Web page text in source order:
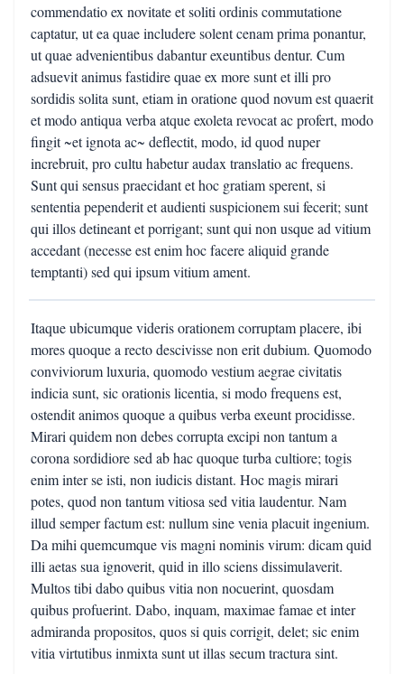
commendatio ex novitate et soliti ordinis commutatione
captatur, ut ea quae includere solent cenam prima ponantur,
ut quae advenientibus dabantur exeuntibus dentur. Cum
adsuevit animus fastidire quae ex more sunt et illi pro
sordidis solita sunt, etiam in oratione quod novum est quaerit
et modo antiqua verba atque exoleta revocat ac profert, modo
fingit ~et ignota ac~ deflectit, modo, id quod nuper
increbruit, pro cultu habetur audax translatio ac frequens.
Sunt qui sensus praecidant et hoc gratiam sperent, si
sententia pependerit et audienti suspicionem sui fecerit; sunt
qui illos detineant et porrigant; sunt qui non usque ad vitium
accedant (necesse est enim hoc facere aliquid grande
temptanti) sed qui ipsum vitium ament.
Itaque ubicumque videris orationem corruptam placere, ibi
mores quoque a recto descivisse non erit dubium. Quomodo
conviviorum luxuria, quomodo vestium aegrae civitatis
indicia sunt, sic orationis licentia, si modo frequens est,
ostendit animos quoque a quibus verba exeunt procidisse.
Mirari quidem non debes corrupta excipi non tantum a
corona sordidiore sed ab hac quoque turba cultiore; togis
enim inter se isti, non iudicis distant. Hoc magis mirari
potes, quod non tantum vitiosa sed vitia laudentur. Nam
illud semper factum est: nullum sine venia placuit ingenium.
Da mihi quemcumque vis magni nominis virum: dicam quid
illi aetas sua ignoverit, quid in illo sciens dissimulaverit.
Multos tibi dabo quibus vitia non nocuerint, quosdam
quibus profuerint. Dabo, inquam, maximae famae et inter
admiranda propositos, quos si quis corrigit, delet; sic enim
vitia virtutibus inmixta sunt ut illas secum tractura sint.